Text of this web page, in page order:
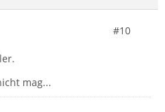
#10
mag...